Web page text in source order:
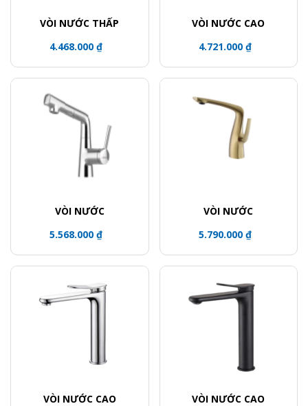
VÒI NƯỚC THẤP
4.468.000 ₫
VÒI NƯỚC CAO
4.721.000 ₫
VÒI NƯỚC
5.568.000 ₫
VÒI NƯỚC
5.790.000 ₫
VÒI NƯỚC CAO
VÒI NƯỚC CAO